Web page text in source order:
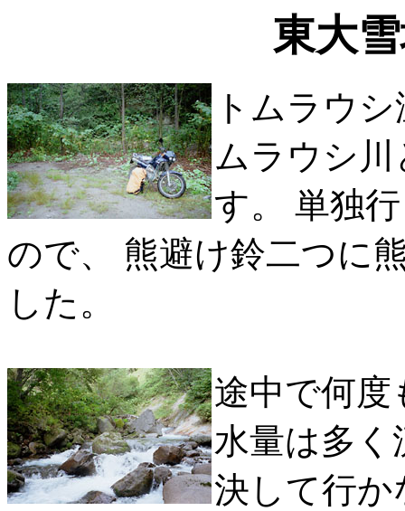
東大
トムラウ
ムラウシ
す。 単独
ので、 熊避け鈴二つに
した。
途中で何度
水量は多く
決して行か